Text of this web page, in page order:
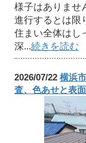
様子はありませ
進行するとは限
住まい全体はし
深...続きを読む
2026/07/22 横浜
査、色あせと表